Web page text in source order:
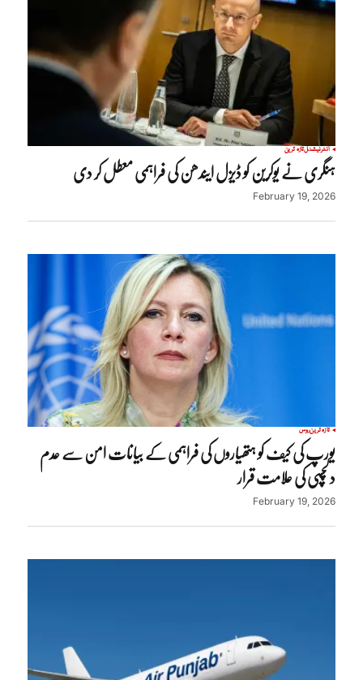
انٹرنیشنلتازہ ترین
ہنگری نے یوکرین کو ڈیزل ایندھن کی فراہمی معطل کر دی
February 19, 2026
تازہ ترینروس
یورپ کی کیف کو ہتھیاروں کی فراہمی کے بیانات امن سے عدم
دلچسپی کی علامت قرار
February 19, 2026